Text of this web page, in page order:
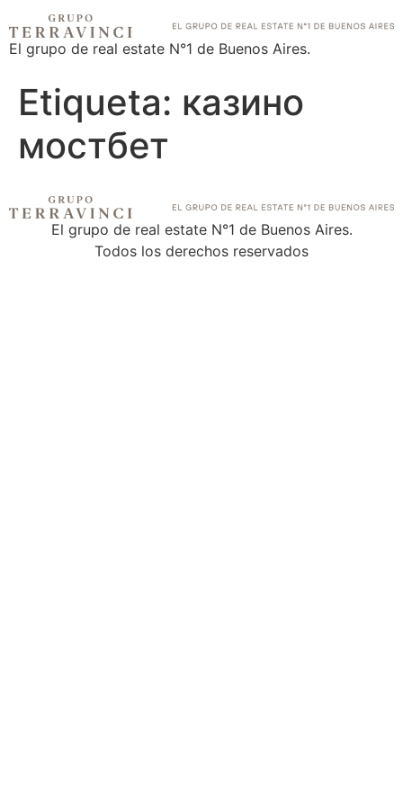
El grupo de real estate N°1 de Buenos Aires.
Etiqueta: казино
мостбет
El grupo de real estate N°1 de Buenos Aires.
Todos los derechos reservados